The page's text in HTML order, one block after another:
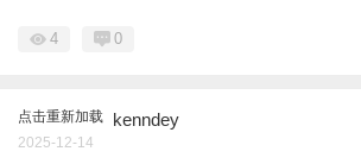
4 0
点击重新加载 kenndey
2025-12-14